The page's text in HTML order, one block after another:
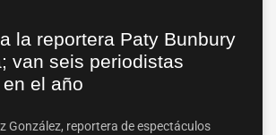
la reportera Paty Bunbury
van seis periodistas
el año
González, reportera de espectáculos